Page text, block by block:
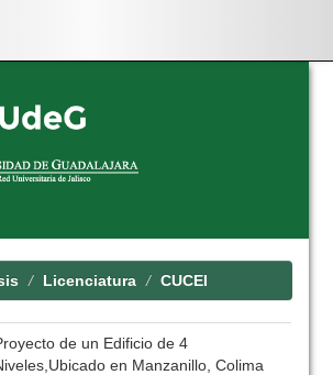
Licenciatura CUCEI
de un Edificio de 4
en Manzanillo, Colima